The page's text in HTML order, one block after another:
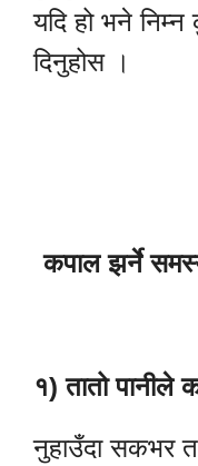
यदि हो भने निम्न
दिनुहोस ।
कपाल झर्ने
१) तातो पानीले
नुहाउँदा सकभर